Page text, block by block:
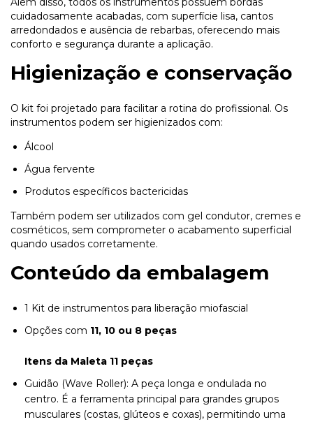
cuidadosamente acabadas, com superfície lisa, cantos
arredondados e ausência de rebarbas, oferecendo mais
conforto e segurança durante a aplicação.
Higienização e conservação
O kit foi projetado para facilitar a rotina do profissional. Os
instrumentos podem ser higienizados com:
Álcool
Água fervente
Produtos específicos bactericidas
Também podem ser utilizados com gel condutor, cremes e
cosméticos, sem comprometer o acabamento superficial
quando usados corretamente.
Conteúdo da embalagem
1 Kit de instrumentos para liberação miofascial
Opções com 11, 10 ou 8 peças
Itens da Maleta 11 peças
Guidão (Wave Roller): A peça longa e ondulada no
centro. É a ferramenta principal para grandes grupos
musculares (costas, glúteos e coxas), permitindo uma
preencha os dados para iniciar: